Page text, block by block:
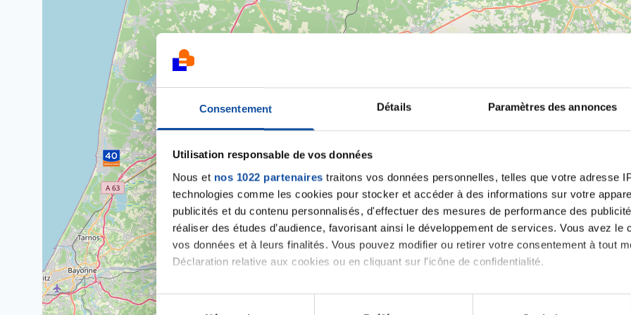
Consentement Détails Paramètres des annonces
Utilisation responsable de vos données
Nous et nos 1022 partenaires traitons vos données personnelles, telles que votre adresse
technologies comme les cookies pour stocker et accéder à des informations sur votre
publicités et du contenu personnalisés, d'effectuer des mesures de performance des
réaliser des études d’audience, favorisant ainsi le développement de services. Vous avez le
vos données et à leurs finalités. Vous pouvez modifier ou retirer votre consentement à tout
Déclaration relative aux cookies ou en cliquant sur l'icône de confidentialité.
Si vous le permettez, nous aimerions également :
S